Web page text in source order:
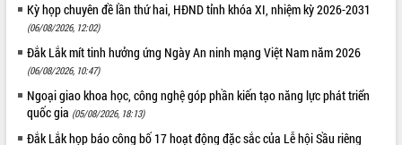
Kỳ họp chuyên đề lần thứ hai, HĐND tỉnh khóa XI, nhiệm kỳ 2026-2031
(06/08/2026, 12:02)
Đắk Lắk mít tinh hưởng ứng Ngày An ninh mạng Việt Nam năm 2026
(06/08/2026, 10:47)
Ngoại giao khoa học, công nghệ góp phần kiến tạo năng lực phát triển
quốc gia (05/08/2026, 18:13)
Đắk Lắk họp báo công bố 17 hoạt động đặc sắc của Lễ hội Sầu riêng